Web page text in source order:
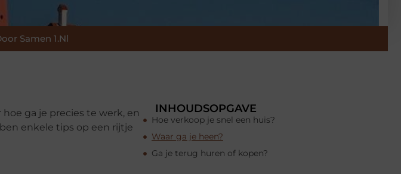
Samen 1.nl
ga je precies te werk, en
enkele tips op een rijtje
INHOUDSOPGAVE
Hoe verkoop je snel een huis?
Waar ga je heen?
Ga je terug huren of kopen?